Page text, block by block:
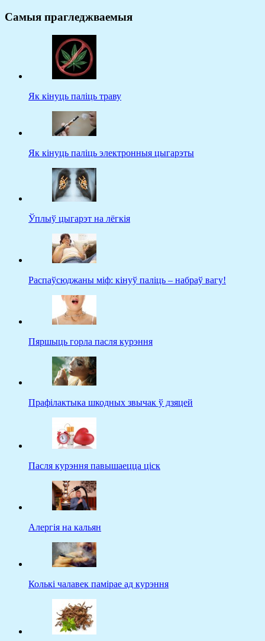
Самыя прагледжваемыя
Як кінуць паліць траву
Як кінуць паліць электронныя цыгарэты
Ўплыў цыгарэт на лёгкія
Распаўсюджаны міф: кінуў паліць – набраў вагу!
Пяршыць горла пасля курэння
Прафілактыка шкодных звычак ў дзяцей
Пасля курэння павышаецца ціск
Алергія на кальян
Колькі чалавек памірае ад курэння